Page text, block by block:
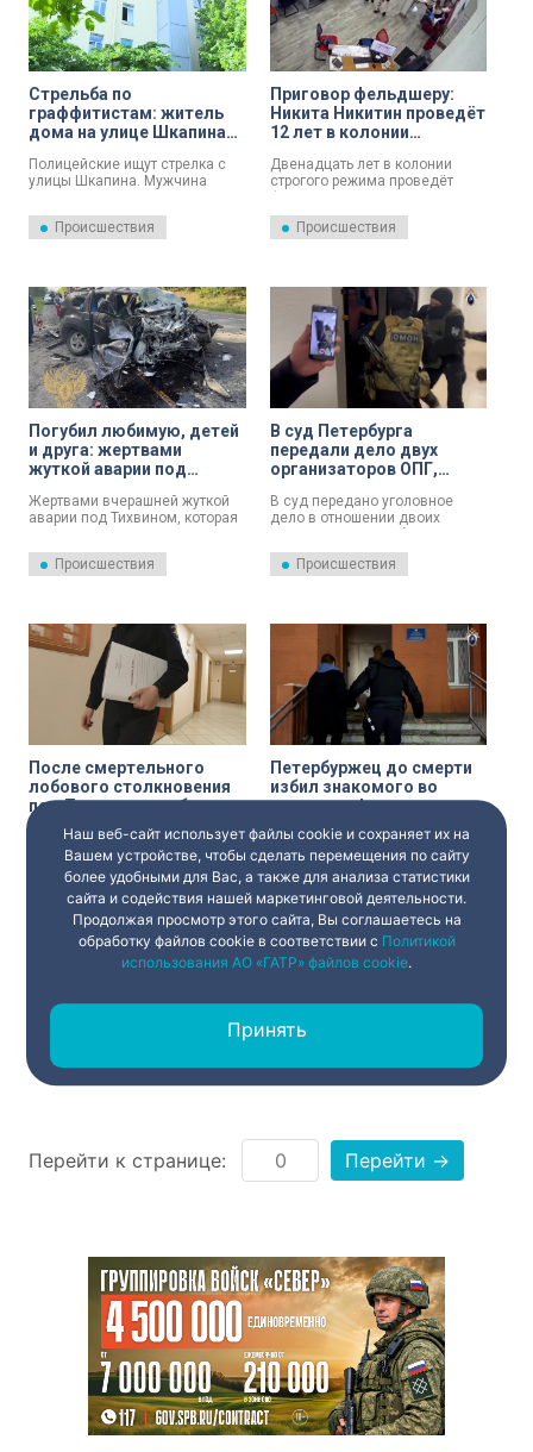
Стрельба по
граффитистам: житель
дома на улице Шкапина
школьникам, которые
разрисовывали забор
Полицейские ищут стрелка с
улицы Шкапина. Мужчина
которые расписывали стены.
Всё случилось в среду
Происшествия
Приговор фельдшеру:
Никита Никитин проведёт
12 лет в колонии
теракт в отделении банка
на Октябрьском бульваре
Двенадцать лет в колонии
строгого режима проведёт
фельдшер из Пушкина Никита
Никитин. Причём первые два
года отсидит в тюрьме. Его
Происшествия
Погубил любимую, детей
и друга: жертвами
жуткой аварии под
жительница Череповца
Жертвами вчерашней жуткой
аварии под Тихвином, которая
пассажиров немецкой
иномарки, стала мать с двумя
Происшествия
В суд Петербурга
передали дело двух
организаторов ОПГ,
млн рублей
В суд передано уголовное
дело в отношении двоих
мужчин, которых обвиняют в
организации преступного
сообщества, вовлечении
Происшествия
После смертельного
лобового столкновения
под Тихвином возбудили
уголовное дело
Следственный отдел по городу
Тихвину СУ СК России по
Ленинградской области
возбудил уголовное дело по
факту смертельного ДТП на
трассе А-114 — по ч. 5 ст. 264
УК РФ — Нарушение ПДД,
повлекшее по неосторожности
смерть двух и более лиц,
России по Ленобласти.
Происшествия
Петербуржец до смерти
избил знакомого во
время конфликта в
квартире на улице
Димитрова
В Санкт-Петербурге завершено
расследование уголовного
дела в отношении мужчины,
обвиняемого в убийстве
знакомого в квартире на улице
Димитрова, сообщает ГСУ СК
России по городу Санкт-
Петербургу.
Происшествия
Перейти к странице: Перейти →
Наш веб-сайт использует файлы cookie и сохраняет их на
Вашем устройстве, чтобы сделать перемещения по сайту
более удобными для Вас, а также для анализа статистики
сайта и содействия нашей маркетинговой деятельности.
Продолжая просмотр этого сайта, Вы соглашаетесь на
обработку файлов cookie в соответствии с Политикой
использования АО «ГАТР» файлов cookie.
Принять